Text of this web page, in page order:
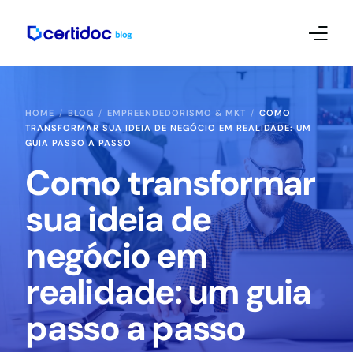
HOME BLOG EMPREENDEDORISMO & MKT
COMO
TRANSFORMAR SUA IDEIA DE NEGÓCIO EM REALIDADE: UM
GUIA PASSO A PASSO
Como transformar
sua ideia de
negócio em
realidade: um guia
passo a passo
Contábil
Certificado Digital – Tutoriais